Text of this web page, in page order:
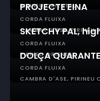
PIRINEU ORIENTAL
PROJECTE EINA
CORDA FLUIXA
CAMBRA D'ASE PIRINEU
SKETCHY PAL,
CORDA FLUIXA
PIRINEU ORIENTAL
DOLÇA
CORDA FLUIXA
CAMBRA D'ASE PIRINEU